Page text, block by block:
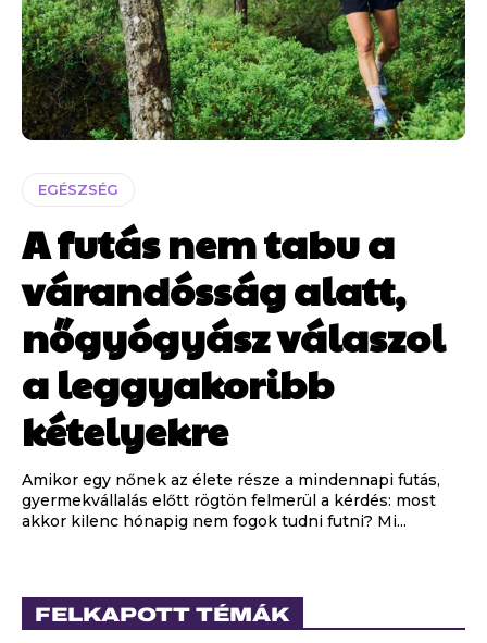
EGÉSZSÉG
A futás nem tabu a
várandósság alatt,
nőgyógyász válaszol
a leggyakoribb
kételyekre
Amikor egy nőnek az élete része a mindennapi futás,
gyermekvállalás előtt rögtön felmerül a kérdés: most
akkor kilenc hónapig nem fogok tudni futni? Mi...
FELKAPOTT TÉMÁK